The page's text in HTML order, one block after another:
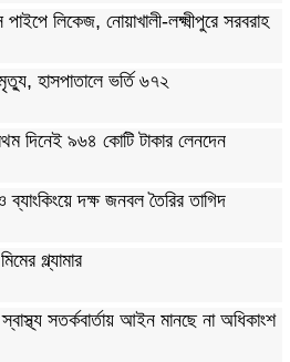
পাইপে লিকেজ, নোয়াখালী-লক্ষ্মীপুরে সরবরাহ
হাসপাতালে ভর্তি ৬৭২
দিনেই ৯৬৪ কোটি টাকার লেনদেন
ব্যাংকিংয়ে দক্ষ জনবল তৈরির তাগিদ
গ্ল্যামার
সতর্কবার্তায় আইন মানছে না অধিকাংশ